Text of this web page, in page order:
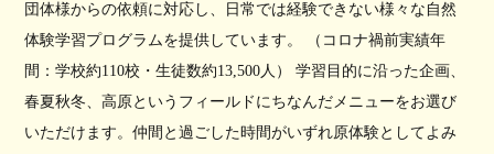
団体様からの依頼に対応し、日常では経験できない様々な自然
体験学習プログラムを提供しています。 （コロナ禍前実績年
間：学校約110校・生徒数約13,500人） 学習目的に沿った企画、
春夏秋冬、高原というフィールドにちなんだメニューをお選び
いただけます。仲間と過ごした時間がいずれ原体験としてよみ